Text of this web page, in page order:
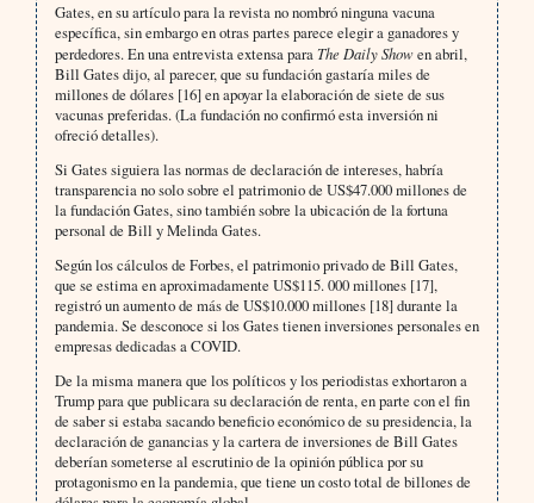
Gates, en su artículo para la revista no nombró ninguna vacuna
específica, sin embargo en otras partes parece elegir a ganadores y
perdedores. En una entrevista extensa para The Daily Showen abril,
Bill Gates dijo, al parecer, que su fundación gastaría miles de
millones de dólares [16] en apoyar la elaboración de siete de sus
vacunas preferidas. (La fundación no confirmó esta inversión ni
ofreció detalles).
Si Gates siguiera las normas de declaración de intereses, habría
transparencia no solo sobre el patrimonio de US$47.000 millones de
la fundación Gates, sino también sobre la ubicación de la fortuna
personal de Bill y Melinda Gates.
Según los cálculos de Forbes, el patrimonio privado de Bill Gates,
que se estima en aproximadamente US$115. 000 millones [17],
registró un aumento de más de US$10.000 millones [18] durante la
pandemia. Se desconoce si los Gates tienen inversiones personales en
empresas dedicadas a COVID.
De la misma manera que los políticos y los periodistas exhortaron a
Trump para que publicara su declaración de renta, en parte con el fin
de saber si estaba sacando beneficio económico de su presidencia, la
declaración de ganancias y la cartera de inversiones de Bill Gates
deberían someterse al escrutinio de la opinión pública por su
protagonismo en la pandemia, que tiene un costo total de billones de